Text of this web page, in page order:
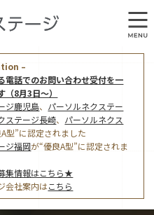
–
電話でのお問い合わせ受付を一
8月3日～）
ジ鹿児島、 パーソルネクステー
ステージ長崎、 パーソルネクス
型”に認定されました
ジ福岡が“優良A型”に認定されま
集情報はこちら★
会社案内はこちら